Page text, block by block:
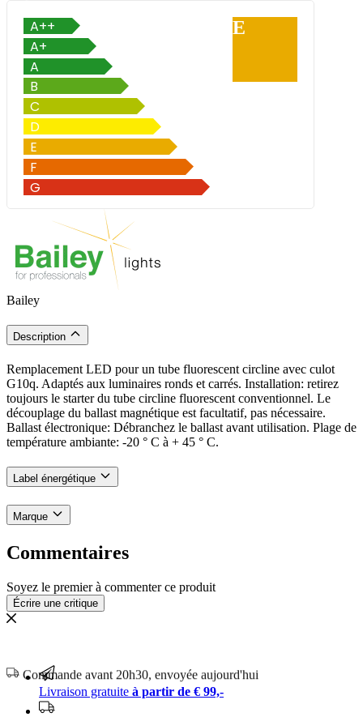
E
Bailey
Description
Remplacement LED pour un tube fluorescent circline avec culot
G10q. Adaptés aux luminaires ronds et carrés. Installation: retirez
toujours le starter du tube circline fluorescent conventionnel. Le
découplage du ballast magnétique est facultatif, pas nécessaire.
Ballast électronique: Débranchez le ballast avant utilisation. Plage de
température ambiante: -20 ° C à + 45 ° C.
Label énergétique
Marque
Commentaires
Soyez le premier à commenter ce produit
Écrire une critique
Livraison 100% sans casse
Livraison gratuite à partir de € 99,-